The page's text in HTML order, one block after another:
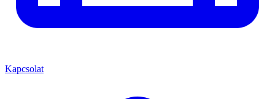
Kapcsolat